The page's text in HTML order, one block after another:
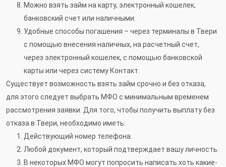
Можно взять займ на карту, электронный кошелек,
банковский счет или наличными.
Удобные способы погашения – через терминалы в Твери
с помощью внесения наличных, на расчетный счет,
через электронный кошелек, с помощью банковской
карты или через систему Контакт.
Существует возможность взять займ срочно и без отказа,
для этого следует выбрать МФО с минимальным временем
рассмотрения заявки. Для того, чтобы получить выплату без
отказа в Твери, необходимо иметь:
Действующий номер телефона.
Любой документ, который подтверждает вашу личность.
В некоторых МФО могут попросить написать хоть какие-